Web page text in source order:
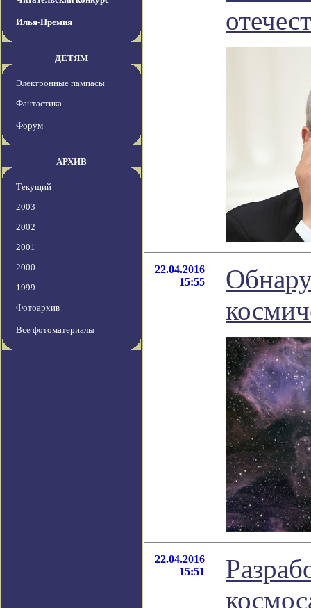
Илья-Премия
ДЕТЯМ
Электронные пампасы
Фантастика
Форум
АРХИВ
Текущий
2003
2002
2001
2000
1999
Фотоархив
Все фотоматериалы
22.04.2016
15:55
22.04.2016
15:51